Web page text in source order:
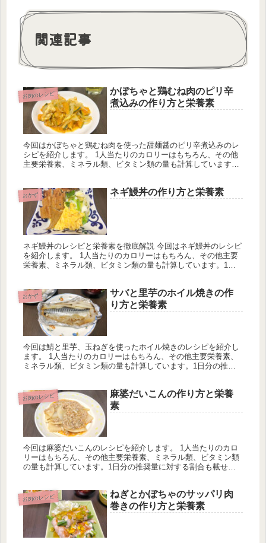
関連記事
お肉のレシピ
かぼちゃと鶏むね肉のピリ辛
煮込みの作り方と栄養素
今回はかぼちゃと鶏むね肉を使った甜麺醤のピリ辛煮込みのレ
シピを紹介します。 1人当たりのカロリーはもちろん、その他
主要栄養素、ミネラル類、ビタミン類の量も計算しています。
おかず ネギ鰻丼の作り方と栄養素
ネギ鰻丼のレシピと栄養素を徹底解説 今回はネギ鰻丼のレシピ
を紹介します。 1人当たりのカロリーはもちろん、その他主要
栄養素、ミネラル類、ビタミン類の量も計算しています。1日
おかず
サバと里芋のホイル焼きの作
り方と栄養素
今回は鯖と里芋、玉ねぎを使ったホイル焼きのレシピを紹介し
ます。 1人当たりのカロリーはもちろん、その他主要栄養素、
ミネラル類、ビタミン類の量も計算しています。1日分の推奨
お肉のレシピ
麻婆だいこんの作り方と栄養
素
今回は麻婆だいこんのレシピを紹介します。 1人当たりのカロ
リーはもちろん、その他主要栄養素、ミネラル類、ビタミン類
の量も計算しています。1日分の推奨量に対する割合も載せて
お肉のレシピ
ねぎとかぼちゃのサッパリ肉
巻きの作り方と栄養素